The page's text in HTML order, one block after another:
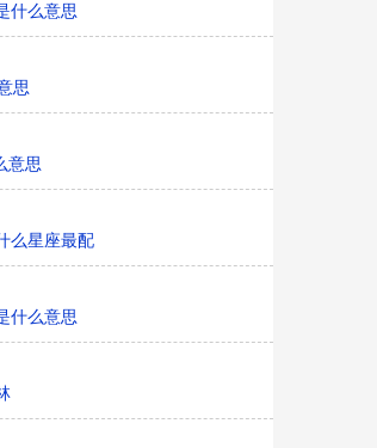
什么意思
思
意思
么星座最配
什么意思